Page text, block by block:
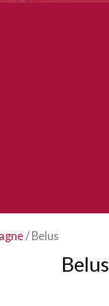
/ Belus
Belus